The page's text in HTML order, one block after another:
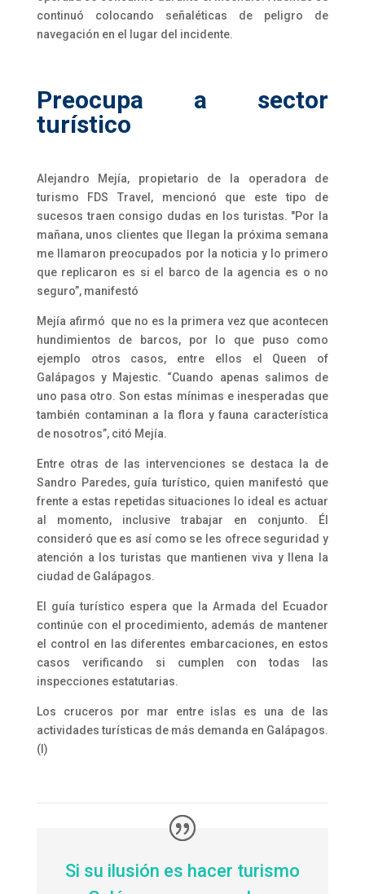
continuó colocando señaléticas de peligro de
navegación en el lugar del incidente.
Preocupa a sector
turístico
Alejandro Mejía, propietario de la operadora de
turismo FDS Travel, mencionó que este tipo de
sucesos traen consigo dudas en los turistas. "Por la
mañana, unos clientes que llegan la próxima semana
me llamaron preocupados por la noticia y lo primero
que replicaron es si el barco de la agencia es o no
seguro”, manifestó
Mejía afirmó que no es la primera vez que acontecen
hundimientos de barcos, por lo que puso como
ejemplo otros casos, entre ellos el Queen of
Galápagos y Majestic. “Cuando apenas salimos de
uno pasa otro. Son estas mínimas e inesperadas que
también contaminan a la flora y fauna característica
de nosotros”, citó Mejía.
Entre otras de las intervenciones se destaca la de
Sandro Paredes, guía turístico, quien manifestó que
frente a estas repetidas situaciones lo ideal es actuar
al momento, inclusive trabajar en conjunto. Él
consideró que es así como se les ofrece seguridad y
atención a los turistas que mantienen viva y llena la
ciudad de Galápagos.
El guía turístico espera que la Armada del Ecuador
continúe con el procedimiento, además de mantener
el control en las diferentes embarcaciones, en estos
casos verificando si cumplen con todas las
inspecciones estatutarias.
Los cruceros por mar entre islas es una de las
actividades turísticas de más demanda en Galápagos.
(I)
Si su ilusión es hacer turismo